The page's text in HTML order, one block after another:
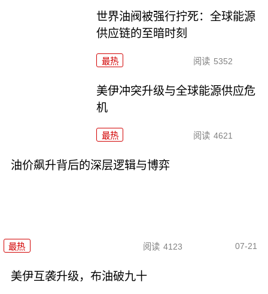
世界油阀被强行拧死：全球能源
供应链的至暗时刻
最热 阅读 5352
美伊冲突升级与全球能源供应危
机
最热 阅读 4621
油价飙升背后的深层逻辑与博弈
最热 阅读 4123 07-21
美伊互袭升级，布油破九十